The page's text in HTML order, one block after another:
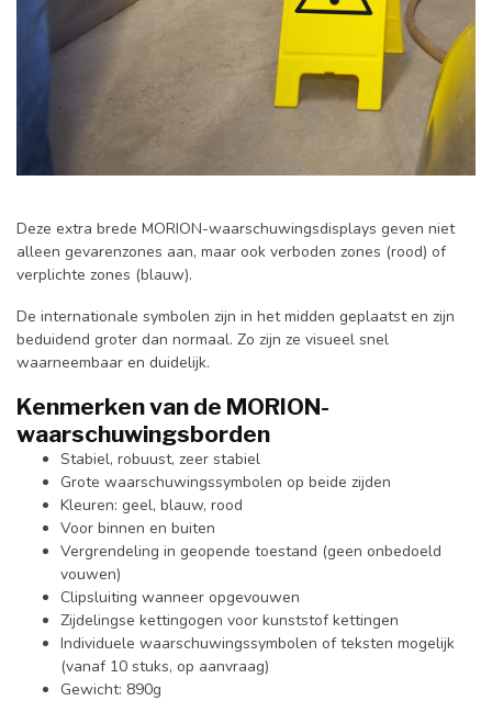
Deze extra brede MORION-waarschuwingsdisplays geven niet
alleen gevarenzones aan, maar ook verboden zones (rood) of
verplichte zones (blauw).
De internationale symbolen zijn in het midden geplaatst en zijn
beduidend groter dan normaal. Zo zijn ze visueel snel
waarneembaar en duidelijk.
Kenmerken van de MORION-
waarschuwingsborden
Stabiel, robuust, zeer stabiel
Grote waarschuwingssymbolen op beide zijden
Kleuren: geel, blauw, rood
Voor binnen en buiten
Vergrendeling in geopende toestand (geen onbedoeld
vouwen)
Clipsluiting wanneer opgevouwen
Zijdelingse kettingogen voor kunststof kettingen
Individuele waarschuwingssymbolen of teksten mogelijk
(vanaf 10 stuks, op aanvraag)
Gewicht: 890g